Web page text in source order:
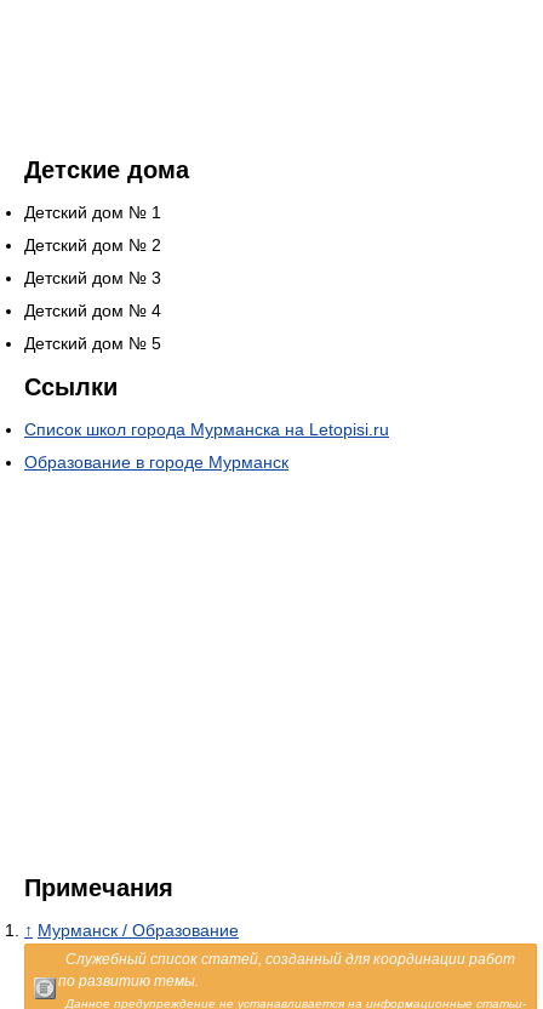
Детские дома
Детский дом № 1
Детский дом № 2
Детский дом № 3
Детский дом № 4
Детский дом № 5
Ссылки
Список школ города Мурманска на Letopisi.ru
Образование в городе Мурманск
Примечания
↑ Мурманск / Образование
Служебный список статей, созданный для координации работ
по развитию темы.
Данное предупреждение не устанавливается на информационные статьи-